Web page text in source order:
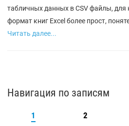
табличных данных в CSV файлы, для
формат книг Excel более прост,
Читать далее...
Навигация по записям
1 2